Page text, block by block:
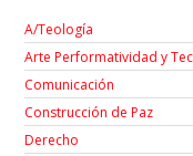
A/Teología
Arte Performatividad y
Comunicación
Construcción de Paz
Derecho